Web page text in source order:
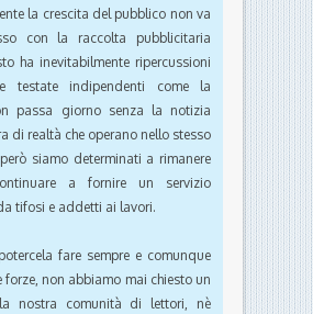
la crescita del pubblico non va
con la raccolta pubblicitaria
ha inevitabilmente ripercussioni
testate indipendenti come la
passa giorno senza la notizia
di realtà che operano nello stesso
siamo determinati a rimanere
a fornire un servizio
tifosi e addetti ai lavori.
fare sempre e comunque
forze, non abbiamo mai chiesto un
nostra comunità di lettori, nè